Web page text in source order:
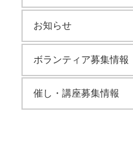
お知らせ
ボランティア募集情報
催し・講座募集情報